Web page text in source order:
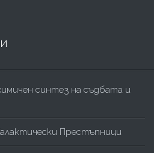
синтез на съдбата и
Престъпници